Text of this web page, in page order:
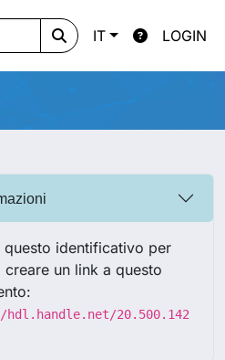
IT LOGIN
questo identificativo per
creare un link a questo
20.500.142